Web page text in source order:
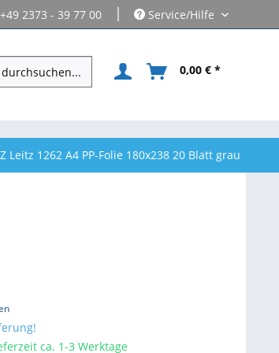
2373 - 39 77 00 | Service/Hilfe
0,00 € *
Leitz 1262 A4 PP-Folie 180x238 20 Blatt grau
ca. 1-3 Werktage